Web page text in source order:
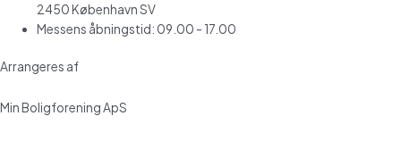
2450 København SV
Messens åbningstid: 09.00 - 17.00
Arrangeres af
Min Boligforening ApS